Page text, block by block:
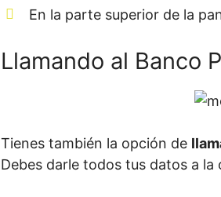
En la parte superior de la
Llamando al Banco
Tienes también la opción de
Debes darle todos tus datos a